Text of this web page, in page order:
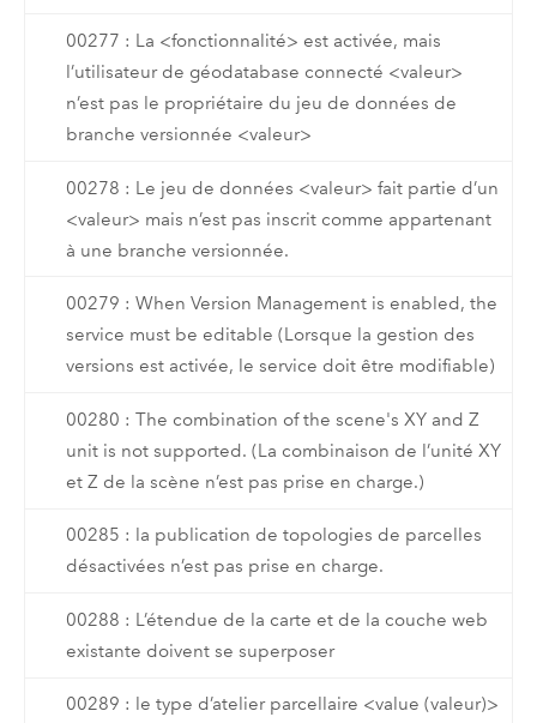
00277 : La <fonctionnalité> est activée, mais
l’utilisateur de géodatabase connecté <valeur>
n’est pas le propriétaire du jeu de données de
branche versionnée <valeur>
00278 : Le jeu de données <valeur> fait partie d’un
<valeur> mais n’est pas inscrit comme appartenant
à une branche versionnée.
00279 : When Version Management is enabled, the
service must be editable (Lorsque la gestion des
versions est activée, le service doit être modifiable)
00280 : The combination of the scene's XY and Z
unit is not supported. (La combinaison de l’unité XY
et Z de la scène n’est pas prise en charge.)
00285 : la publication de topologies de parcelles
désactivées n’est pas prise en charge.
00288 : L’étendue de la carte et de la couche web
existante doivent se superposer
00289 : le type d’atelier parcellaire <value (valeur)>